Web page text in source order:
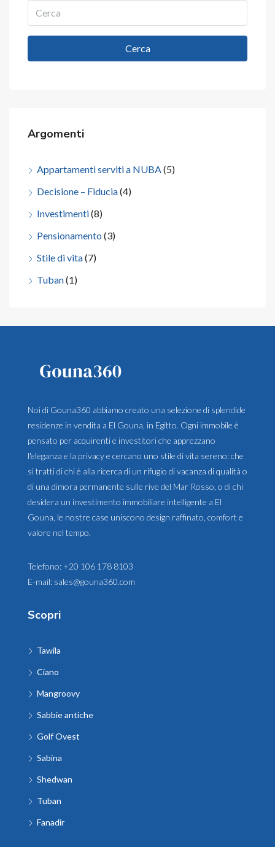
Cerca
Argomenti
Appartamenti serviti a NUBA(5)
Decisione – Fiducia(4)
Investimenti(8)
Pensionamento (3)
Stile di vita(7)
Tuban(1)
Noi di Gouna360 abbiamo creato una selezione di splendide
residenze in vendita a El Gouna, in Egitto. Ogni immobile è
pensato per acquirenti e investitori che apprezzano
l'eleganza e la privacy e cercano uno stile di vita sereno: che
si tratti di chi è alla ricerca di un rifugio di vacanza di qualità o
di una dimora permanente sulle rive del Mar Rosso, o di chi
desidera un investimento immobiliare intelligente a El
Gouna, le nostre case uniscono design raffinato, comfort e
valore nel tempo.
Telefono: +20 106 178 8103
E-mail: sales@gouna360.com
Scopri
Tawila
Ciano
Mangroovy
Sabbie antiche
Golf Ovest
Sabina
Shedwan
Tuban
Fanadir